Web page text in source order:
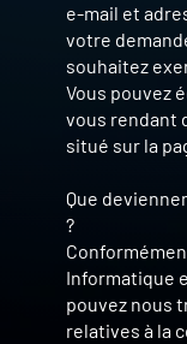
e-mail et
votre
souhaitez
Vous pouvez
vous rendant
situé sur la
Que
?
Informatique
pouvez nous
relatives à la